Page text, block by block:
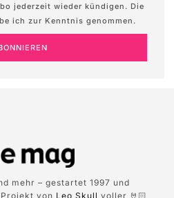
jederzeit wieder kündigen. Die
ich zur Kenntnis genommen.
mehr – gestartet 1997 und
von Leo Skull voller 🤘🏻